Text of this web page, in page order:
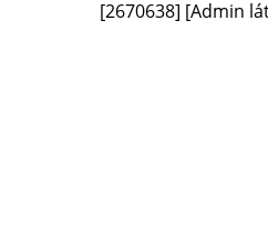
[2670638] [Admin